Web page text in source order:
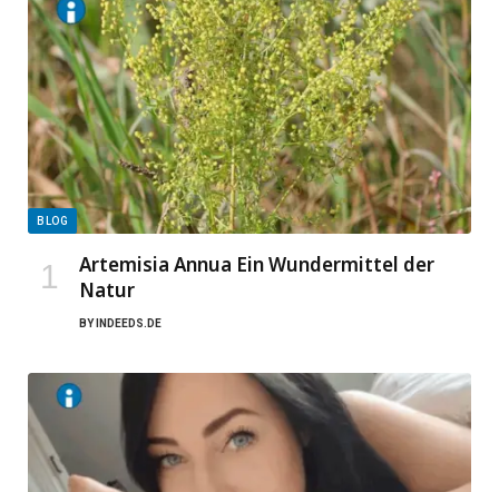
BLOG
Artemisia Annua Ein Wundermittel der
Natur
BY INDEEDS.DE